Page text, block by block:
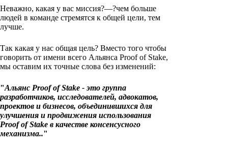
Неважно, какая у вас миссия?—?чем больше
людей в команде стремятся к общей цели, тем
лучше.
Так какая у нас общая цель? Вместо того чтобы
говорить от имени всего Альянса Proof of Stake,
мы оставим их точные слова без изменений:
"Альянс Proof of Stake - это группа
разработчиков, исследователей, адвокатов,
проектов и бизнесов, объединившихся для
улучшения и продвижения использования
Proof of Stake в качестве консенсусного
механизма.."